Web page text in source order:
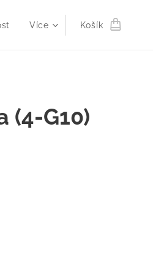
Více Košík
(4-G10)